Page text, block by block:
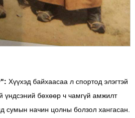
Хүүхэд байхаасаа л спортод элэгтэй
бөхөөр ч чамгүй амжилт
сумын начин цолны болзол хангасан.